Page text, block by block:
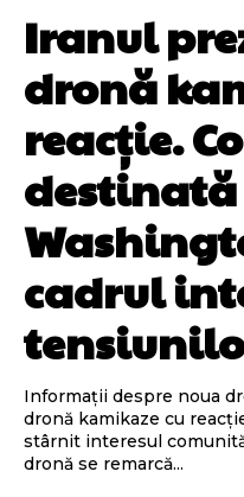
Iranul
dronă
reacție.
destinată
cadrul
Informații despre noua
dronă kamikaze cu
stârnit interesul
dronă se remarcă...